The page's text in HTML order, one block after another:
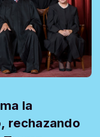
la
rechazando